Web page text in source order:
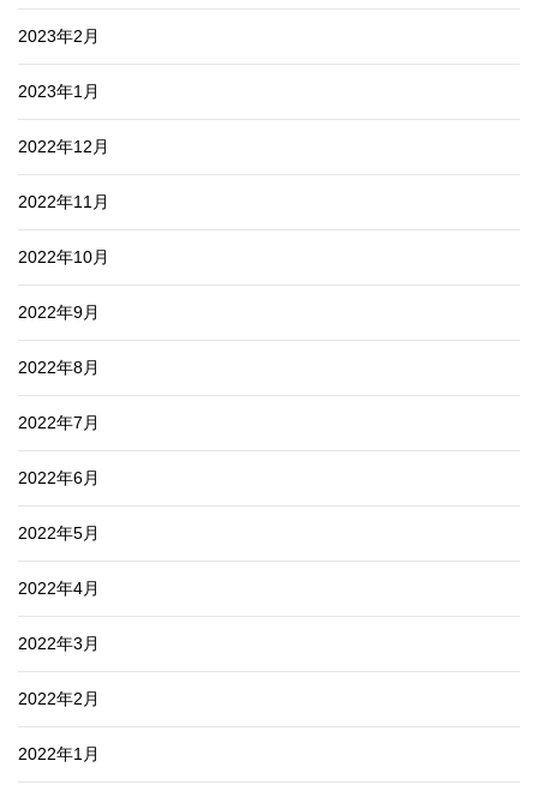
2023年2月
2023年1月
2022年12月
2022年11月
2022年10月
2022年9月
2022年8月
2022年7月
2022年6月
2022年5月
2022年4月
2022年3月
2022年2月
2022年1月